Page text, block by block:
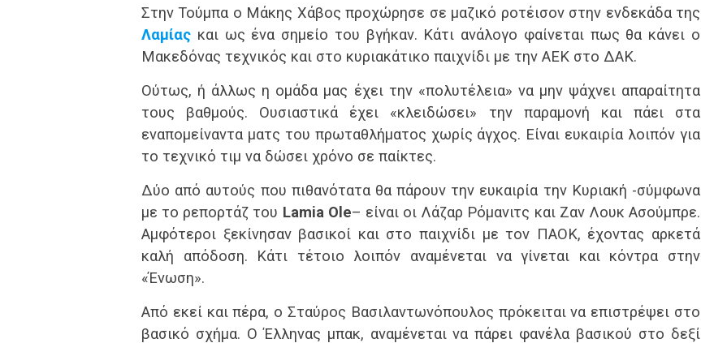
Στην Τούμπα ο Μάκης Χάβος προχώρησε σε μαζικό ροτέισον στην ενδεκάδα της
Λαμίας και ως ένα σημείο του βγήκαν. Κάτι ανάλογο φαίνεται πως θα κάνει ο
Μακεδόνας τεχνικός και στο κυριακάτικο παιχνίδι με την ΑΕΚ στο ΔΑΚ.
Ούτως, ή άλλως η ομάδα μας έχει την «πολυτέλεια» να μην ψάχνει απαραίτητα
τους βαθμούς. Ουσιαστικά έχει «κλειδώσει» την παραμονή και πάει στα
εναπομείναντα ματς του πρωταθλήματος χωρίς άγχος. Είναι ευκαιρία λοιπόν για
το τεχνικό τιμ να δώσει χρόνο σε παίκτες.
Δύο από αυτούς που πιθανότατα θα πάρουν την ευκαιρία την Κυριακή -σύμφωνα
με το ρεπορτάζ του Lamia Ole– είναι οι Λάζαρ Ρόμανιτς και Ζαν Λουκ Ασούμπρε.
Αμφότεροι ξεκίνησαν βασικοί και στο παιχνίδι με τον ΠΑΟΚ, έχοντας αρκετά
καλή απόδοση. Κάτι τέτοιο λοιπόν αναμένεται να γίνεται και κόντρα στην
«Ένωση».
Από εκεί και πέρα, ο Σταύρος Βασιλαντωνόπουλος πρόκειται να επιστρέψει στο
βασικό σχήμα. Ο Έλληνας μπακ, αναμένεται να πάρει φανέλα βασικού στο δεξί